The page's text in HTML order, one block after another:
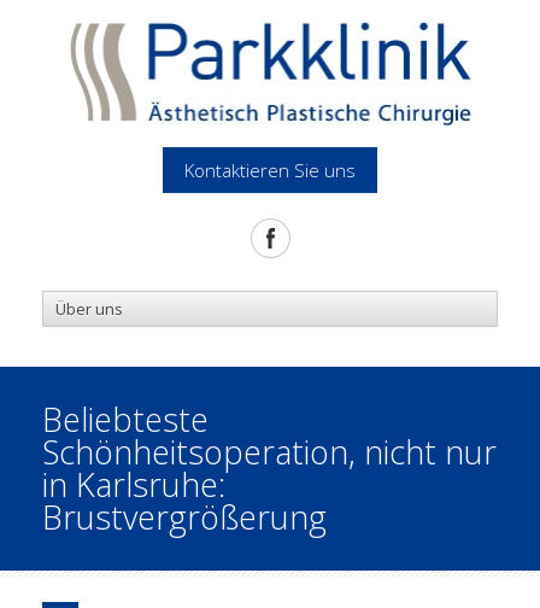
Kontaktieren Sie uns
Beliebteste
Schönheitsoperation, nicht nur
in Karlsruhe:
Brustvergrößerung